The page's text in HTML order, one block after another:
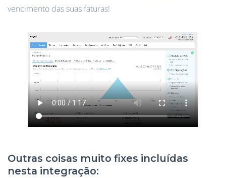
vencimento das suas faturas!
Outras coisas muito fixes incluídas
nesta integração: